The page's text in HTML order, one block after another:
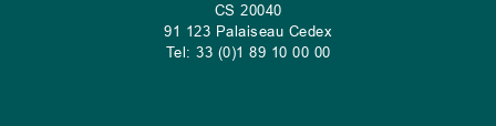
CS 20040
91 123 Palaiseau Cedex
Tel: 33 (0)1 89 10 00 00